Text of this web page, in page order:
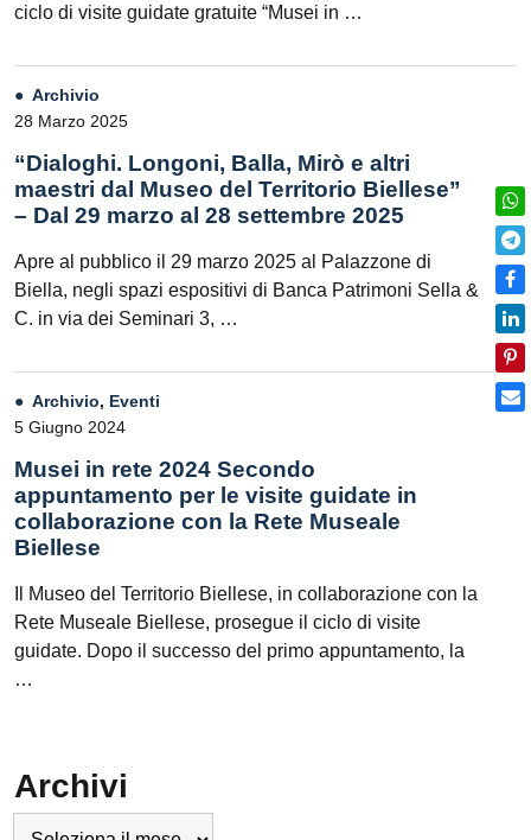
ciclo di visite guidate gratuite “Musei in …
Archivio
28 Marzo 2025
“Dialoghi. Longoni, Balla, Mirò e altri
maestri dal Museo del Territorio Biellese”
– Dal 29 marzo al 28 settembre 2025
Apre al pubblico il 29 marzo 2025 al Palazzone di
Biella, negli spazi espositivi di Banca Patrimoni Sella &
C. in via dei Seminari 3, …
Archivio, Eventi
5 Giugno 2024
Musei in rete 2024 Secondo
appuntamento per le visite guidate in
collaborazione con la Rete Museale
Biellese
Il Museo del Territorio Biellese, in collaborazione con la
Rete Museale Biellese, prosegue il ciclo di visite
guidate. Dopo il successo del primo appuntamento, la
…
Archivi